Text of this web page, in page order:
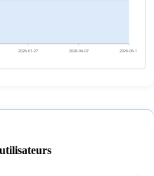
2026-01-27 2026-04-07 2026-06-16